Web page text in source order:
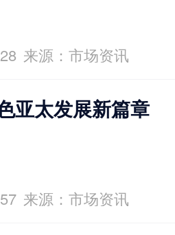
来源：市场资讯
亚太发展新篇章
来源：市场资讯